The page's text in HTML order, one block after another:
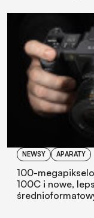
NEWSY APARATY
100-
100C i nowe,